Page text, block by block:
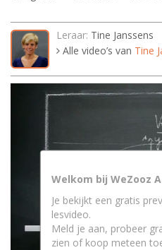
Leraar: Tine Janssens
Alle video’s van Tine
Welkom bij WeZooz
Je bekijkt een gratis
lesvideo.
Meld je aan, probeer
zien of koop meteen